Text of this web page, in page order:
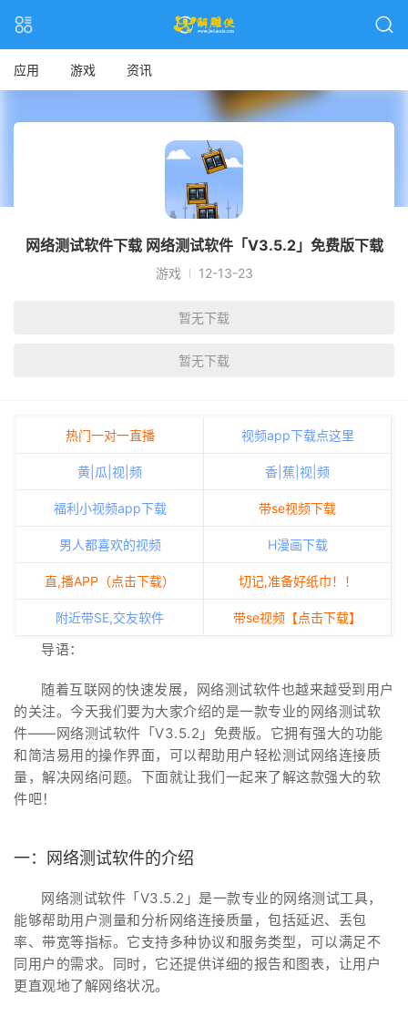
应用 游戏 资讯
网络测试软件下载 网络测试软件「V3.5.2」免费版下载
游戏 12-13-23
暂无下载
暂无下载
热门一对一直播 视频app下载点这里
黄|瓜|视|频 香|蕉|视|频
福利小视频app下载 带se视频下载
男人都喜欢的视频 H漫画下载
直,播APP（点击下载） 切记,准备好纸巾！！
附近带SE,交友软件 带se视频【点击下载】
导语：
随着互联网的快速发展，网络测试软件也越来越受到用户
的关注。今天我们要为大家介绍的是一款专业的网络测试软
件——网络测试软件「V3.5.2」免费版。它拥有强大的功能
和简洁易用的操作界面，可以帮助用户轻松测试网络连接质
量，解决网络问题。下面就让我们一起来了解这款强大的软
件吧！
一：网络测试软件的介绍
网络测试软件「V3.5.2」是一款专业的网络测试工具，
能够帮助用户测量和分析网络连接质量，包括延迟、丢包
率、带宽等指标。它支持多种协议和服务类型，可以满足不
同用户的需求。同时，它还提供详细的报告和图表，让用户
更直观地了解网络状况。